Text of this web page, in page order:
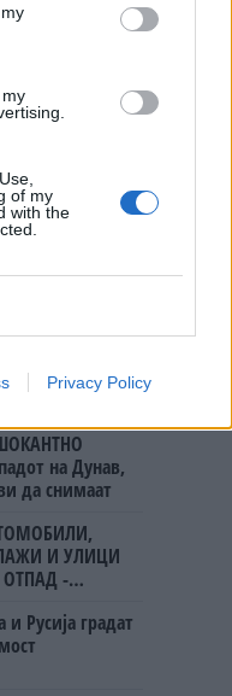
of my
with the
Privacy Policy
7 ДЕНА
2026/2027
ЌЕ ГО
на
а потоа...
ВО СРБИЈА:
на Дунав,
да снимаат
И УЛИЦИ
-
кон Сеута
и Русија градат